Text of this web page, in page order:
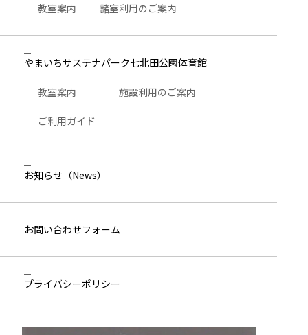
教室案内 諸室利用のご案内
やまいちサステナパーク七北田公園体育館
教室案内 施設利用のご案内
ご利用ガイド
お知らせ （News）
お問い合わせフォーム
プライバシーポリシー